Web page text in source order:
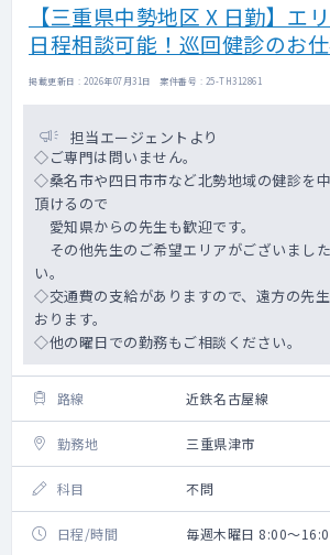
【三重県中勢地区 X 日勤】エ
日程相談可能！巡回健診のお仕
掲載更新日 : 2026年07月31日 案件番号 : 25-TH312861
担当エージェントより
◇ご専門は問いません。
◇桑名市や四日市市など北勢地域の健診を
頂けるので
愛知県からの先生も歓迎です。
その他先生のご希望エリアがございまし
い。
◇交通費の支給がありますので、遠方の先
おります。
◇他の曜日での勤務もご相談ください。
路線 近鉄名古屋線
勤務地 三重県津市
科目 不問
日程/時間 毎週木曜日 8:00～